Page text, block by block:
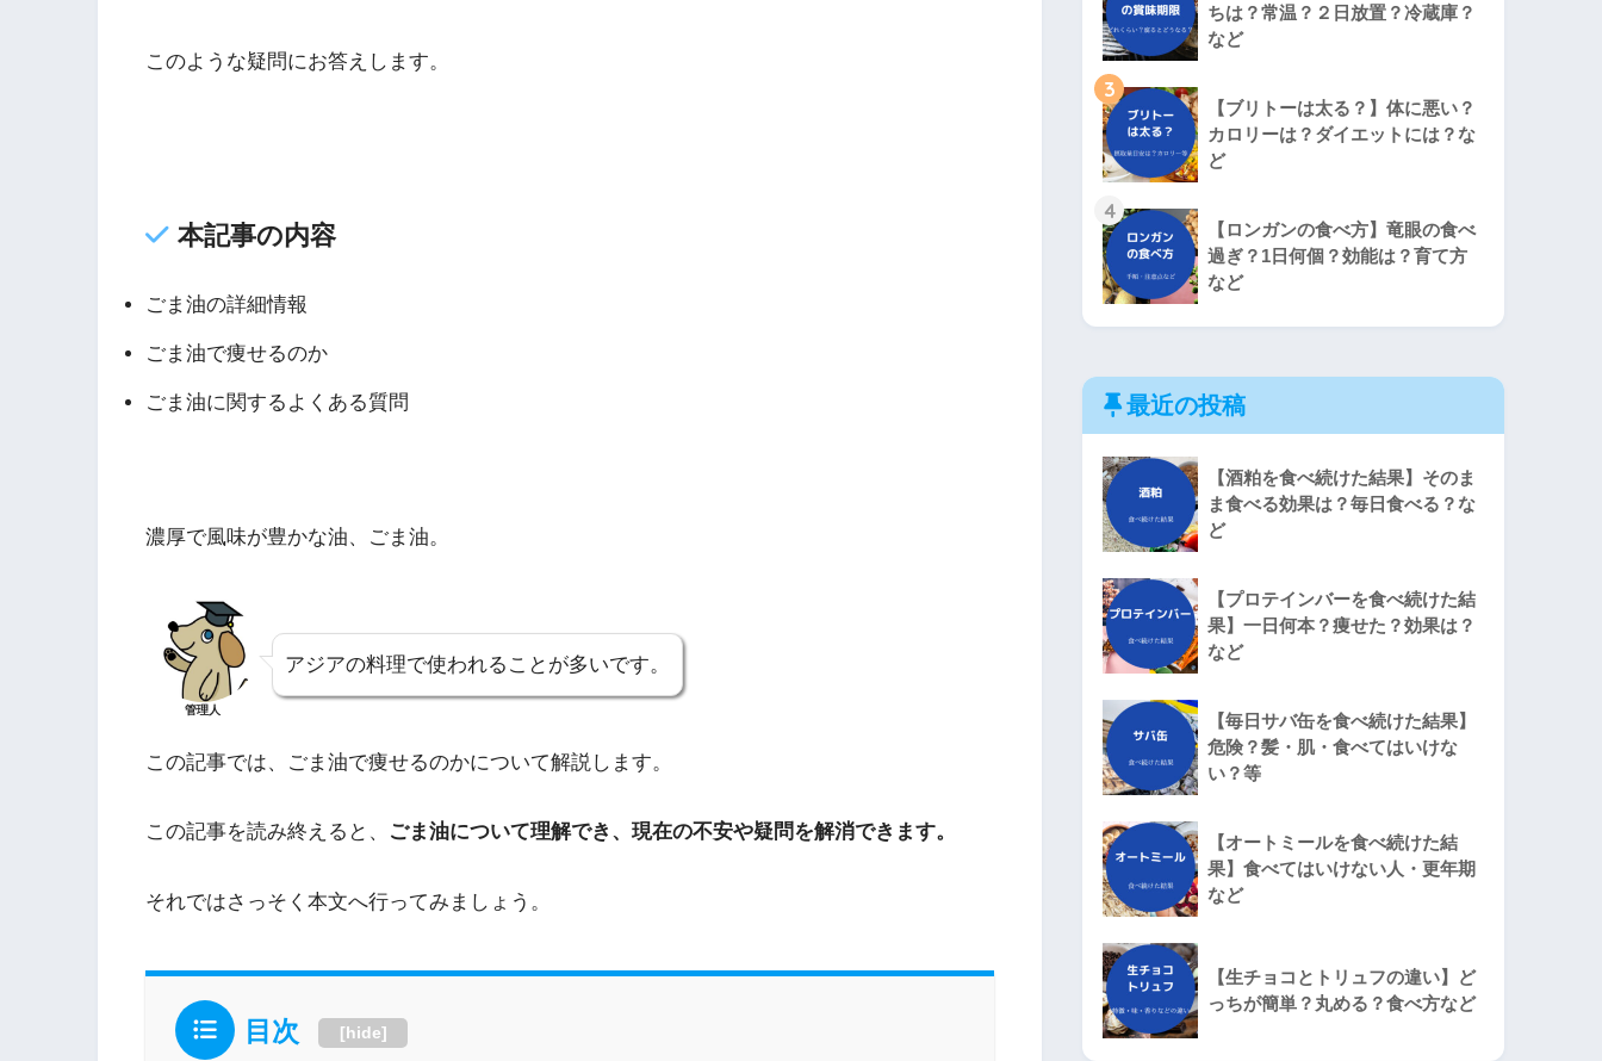
このような疑問にお答えします。
本記事の内容
ごま油の詳細情報
ごま油で痩せるのか
ごま油に関するよくある質問
濃厚で風味が豊かな油、ごま油。
管理人
アジアの料理で使われることが多いです。
この記事では、ごま油で痩せるのかについて解説します。
この記事を読み終えると、 ごま油について理解でき、現在の不安や疑問を解消できます。
それではさっそく本文へ行ってみましょう。
目次 [hide]
ちは？常温？２日放置？冷蔵庫？
など
3
【ブリトーは太る？】体に悪い？
カロリーは？ダイエットには？な
ど
4
【ロンガンの食べ方】竜眼の食べ
過ぎ？1日何個？効能は？育て方
など
最近の投稿
【酒粕を食べ続けた結果】そのま
ま食べる効果は？毎日食べる？な
ど
【プロテインバーを食べ続けた結
果】一日何本？痩せた？効果は？
など
【毎日サバ缶を食べ続けた結果】
危険？髪・肌・食べてはいけな
い？等
【オートミールを食べ続けた結
果】食べてはいけない人・更年期
など
【生チョコとトリュフの違い】ど
っちが簡単？丸める？食べ方など